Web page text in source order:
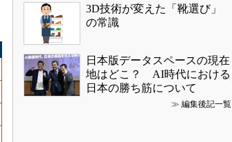
3D技術が変えた「靴選び」
の常識
日本版データスペースの現在
地はどこ？ AI時代における
日本の勝ち筋について
≫ 編集後記一覧